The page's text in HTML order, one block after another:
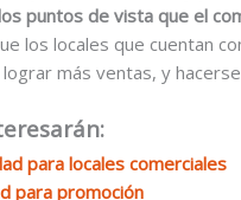
puntos de vista que el
los locales que cuentan
más ventas, y
para locales comerciales
para promoción